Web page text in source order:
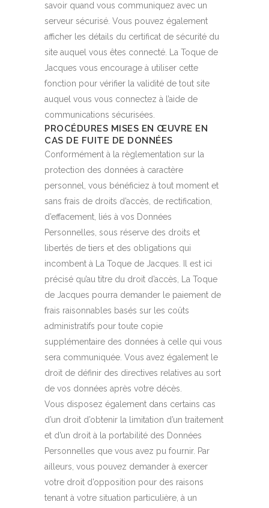
savoir quand vous communiquez avec un
serveur sécurisé. Vous pouvez également
afficher les détails du certificat de sécurité du
site auquel vous êtes connecté. La Toque de
Jacques vous encourage à utiliser cette
fonction pour vérifier la validité de tout site
auquel vous vous connectez à l’aide de
communications sécurisées.
PROCÉDURES MISES EN ŒUVRE EN
CAS DE FUITE DE DONNÉES
Conformément à la règlementation sur la
protection des données à caractère
personnel, vous bénéficiez à tout moment et
sans frais de droits d’accès, de rectification,
d’effacement, liés à vos Données
Personnelles, sous réserve des droits et
libertés de tiers et des obligations qui
incombent à La Toque de Jacques. Il est ici
précisé qu’au titre du droit d’accès, La Toque
de Jacques pourra demander le paiement de
frais raisonnables basés sur les coûts
administratifs pour toute copie
supplémentaire des données à celle qui vous
sera communiquée. Vous avez également le
droit de définir des directives relatives au sort
de vos données après votre décès.
Vous disposez également dans certains cas
d’un droit d’obtenir la limitation d’un traitement
et d’un droit à la portabilité des Données
Personnelles que vous avez pu fournir. Par
ailleurs, vous pouvez demander à exercer
votre droit d’opposition pour des raisons
tenant à votre situation particulière, à un